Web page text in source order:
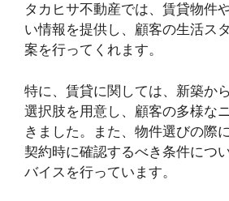
タカヒサ不動産では、賃貸物件
い情報を提供し、顧客の生活ス
案を行ってくれます。
特に、賃貸に関しては、新築か
選択肢を用意し、顧客の多様な
きました。また、物件選びの際
契約時に確認するべき条件につ
バイスを行っています。